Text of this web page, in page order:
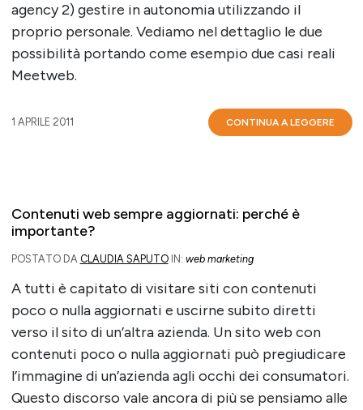
agency 2) gestire in autonomia utilizzando il
proprio personale. Vediamo nel dettaglio le due
possibilità portando come esempio due casi reali
Meetweb.
1 APRILE 2011 CONTINUA A LEGGERE
Contenuti web sempre aggiornati: perché è
importante?
POSTATO DA CLAUDIA SAPUTOIN: web marketing
A tutti è capitato di visitare siti con contenuti
poco o nulla aggiornati e uscirne subito diretti
verso il sito di un’altra azienda. Un sito web con
contenuti poco o nulla aggiornati può pregiudicare
l’immagine di un’azienda agli occhi dei consumatori.
Questo discorso vale ancora di più se pensiamo alle